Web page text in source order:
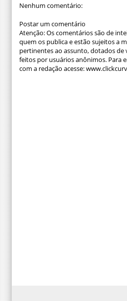
Nenhum comentário:
Postar um comentário
Atenção: Os comentários são de
quem os publica e estão sujeitos a
pertinentes ao assunto, dotados
feitos por usuários anônimos. Para
com a redação acesse: